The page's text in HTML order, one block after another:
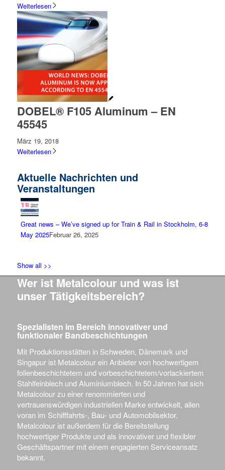
Weiterlesen
DOBEL® F105 Aluminum – EN
45545
März 19, 2018
Weiterlesen
Aktuelle Nachrichten und
Veranstaltungen
Great news – We’ve signed up for Train & Rail in Stockholm, 6-8
May 2025Februar 26, 2025
Show all >>
Wer ist Metalcolour und was ist
unser Tätigkeitsbereich?
Spezialisten im Bereich innovativer und
funktionaler Bandbeschichtungen
Mit Produktionsstätten in Schweden, Dänemark und
Singapur ist Metalcolour ein Anbieter von hochwertigem
folienbeschichtetem und vorbeschichtetem/vorlackiertem
Stahlfeinblech und Aluminiumblech. In 50 Jahren hat sich
Metalcolour zu einer renommierten und
vertrauenswürdigen industriellen Marke entwickelt, allen
voran im Schifffahrts-, Bau- und Automobilsektor.
Metalcolour ist außerdem für die Bereitstellung
hochwertiger Produkte und als innovativer und flexibler
Geschäftspartner mit einem engagierten Serviceansatz
bekannt.